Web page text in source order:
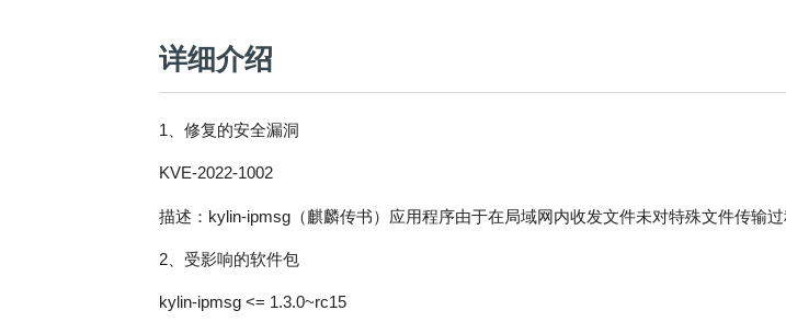
详细介绍
1、修复的安全漏洞
KVE-2022-1002
描述：kylin-ipmsg（麒麟传书）应用程序由于在局域网内收发文件未对特殊文件传输
2、受影响的软件包
kylin-ipmsg <= 1.3.0~rc15